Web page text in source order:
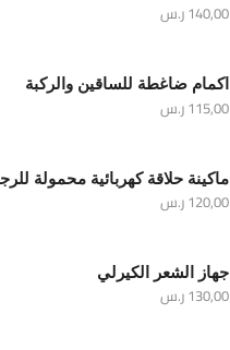
140,00ر.س
اكمام ضاغطة للساقين والركبة
115,00ر.س
ماكينة حلاقة كهربائية محمولة
120,00ر.س
جهاز الشعر الكيرلي
130,00ر.س